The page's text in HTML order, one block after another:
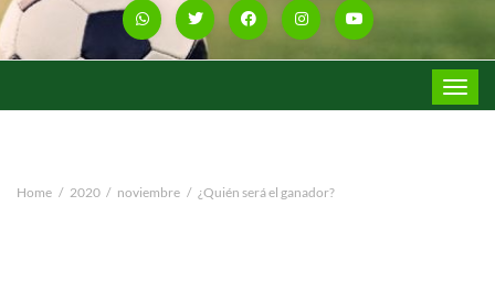
Toggle
Home 2020 noviembre ¿Quién será el ganador?